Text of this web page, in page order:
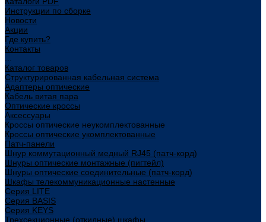
Инструкции по сборке
Новости
Акции
Где купить?
Контакты
Каталог товаров
Структурированная кабельная система
Адаптеры оптические
Кабель витая пара
Оптические кроссы
Аксессуары
Кроссы оптические неукомплектованные
Кроссы оптические укомплектованные
Патч-панели
Шнур коммутационный медный RJ45 (патч-корд)
Шнуры оптические монтажные (пигтейл)
Шнуры оптические соединительные (патч-корд)
Шкафы телекоммуникационные настенные
Cерия LITE
Cерия BASIS
Cерия KEYS
Трехсекционные (откидные) шкафы